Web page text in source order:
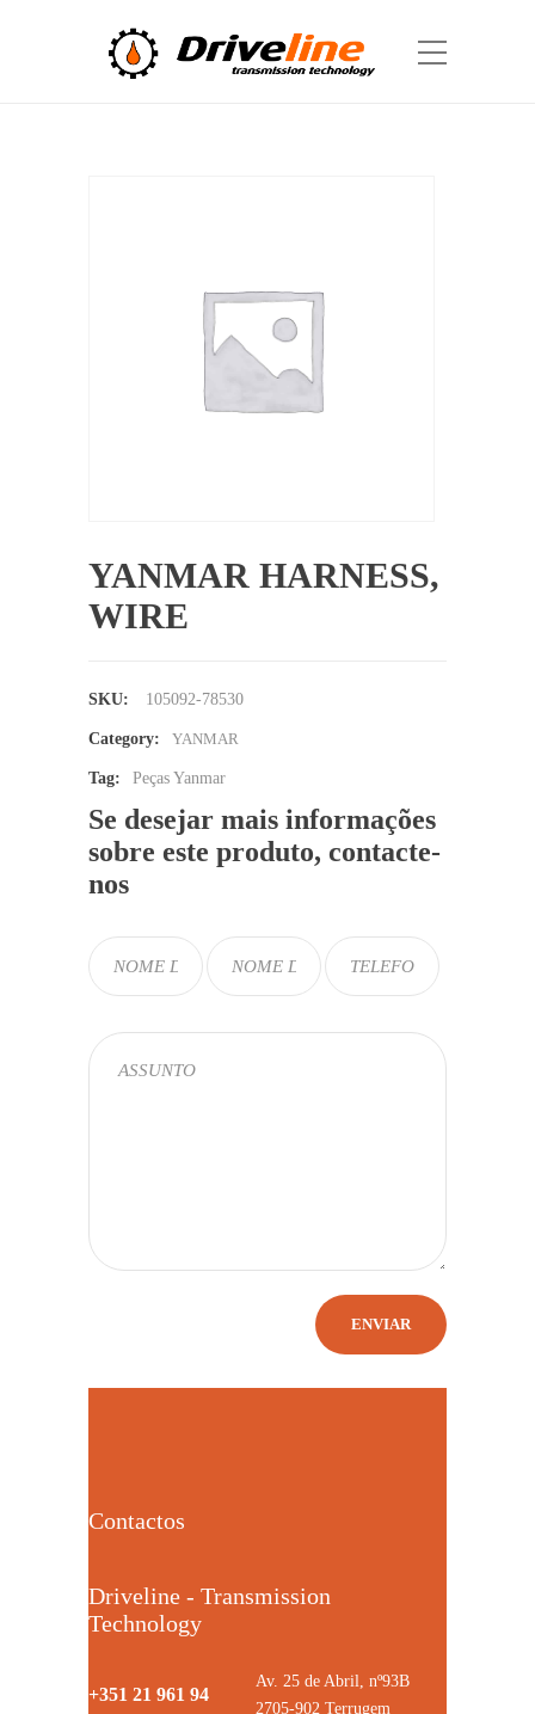
YANMAR HARNESS,
WIRE
SKU: 105092-78530
Category: YANMAR
Tag: Peças Yanmar
Se desejar mais informações
sobre este produto, contacte-
nos
Contactos
Driveline - Transmission
Technology
+351 21 961 94
Av. 25 de Abril, nº93B
2705-902 Terrugem